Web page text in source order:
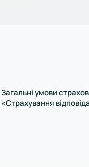
Загальні умови
«Страхування